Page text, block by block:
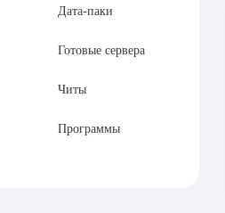
Дата-паки
Готовые сервера
Читы
Программы